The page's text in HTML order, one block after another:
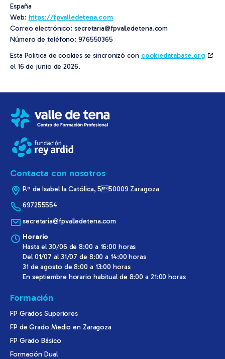
España
Web: https://fpvalledetena.com
Correo electrónico:secretaria@fpvalledetena.com
Número de teléfono: 976550365
Esta Politica de cookies se sincronizó con cookiedatabase.org
el 16 de junio de 2026.
Contacta con nosotros
P.º de Isabel la Católica, 550009 Zaragoza
697255554
secretaria@fpvalledetena.com
Horario
Hasta el 30/06 de 8:00 a 16:00 horas
Del 01/07 al 31/07 de 8:00 a 14:00 horas
31 de agosto de 8:00 a 13:00 horas
En septiembre horario habitual de 8:00 a 21:00 horas
Formación
FP Grados Superiores
FP de Grado Medio en Zaragoza
FP Grado Básico
Formación Dual